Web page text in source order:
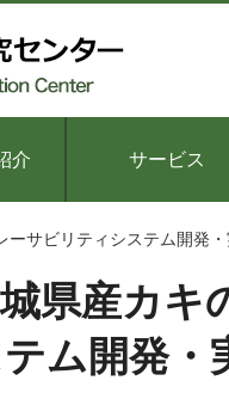
介 サービス
ーサビリティシステム開発
県産カキ
ム開発・